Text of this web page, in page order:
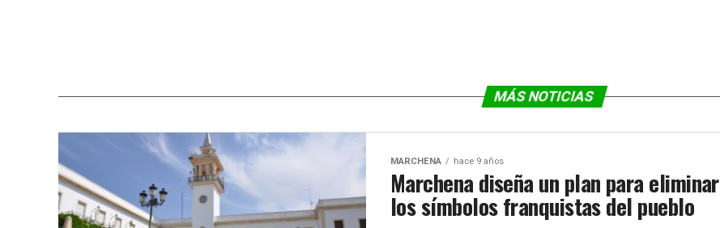
MÁS NOTICIAS
MARCHENA hace 9 años
Marchena diseña un plan para eliminar
los símbolos franquistas del pueblo